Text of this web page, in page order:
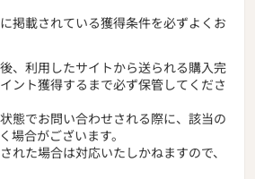
掲載されている獲得条件を必ずよくお
、利用したサイトから送られる購入完
ント獲得するまで必ず保管してくださ
態でお問い合わせされる際に、該当の
場合がございます。
れた場合は対応いたしかねますので、